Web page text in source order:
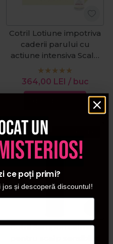
Cotril Lotiune impotriva
caderii parului cu
actiune intensiva Scalp
Care Life 12 fiolex6ml
364,00 LEI / buc
Cotril Sampon calmant
un
ce poți primi?
și descoperă discountul!